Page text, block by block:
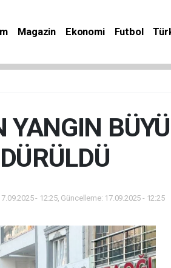
Magazin Ekonomi Futbol
YANGIN
- 12:25, Güncelleme: 17.09.2025 - 12:25